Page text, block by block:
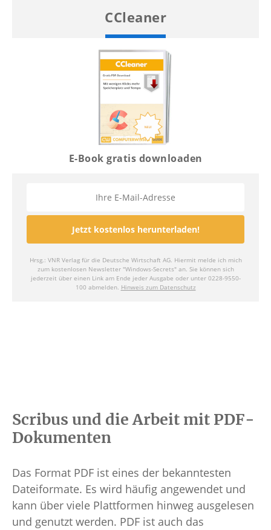
Scribus und die Arbeit mit PDF-
Dokumenten
Das Format PDF ist eines der bekanntesten
Dateiformate. Es wird häufig angewendet und
kann über viele Plattformen hinweg ausgelesen
und genutzt werden. PDF ist auch das